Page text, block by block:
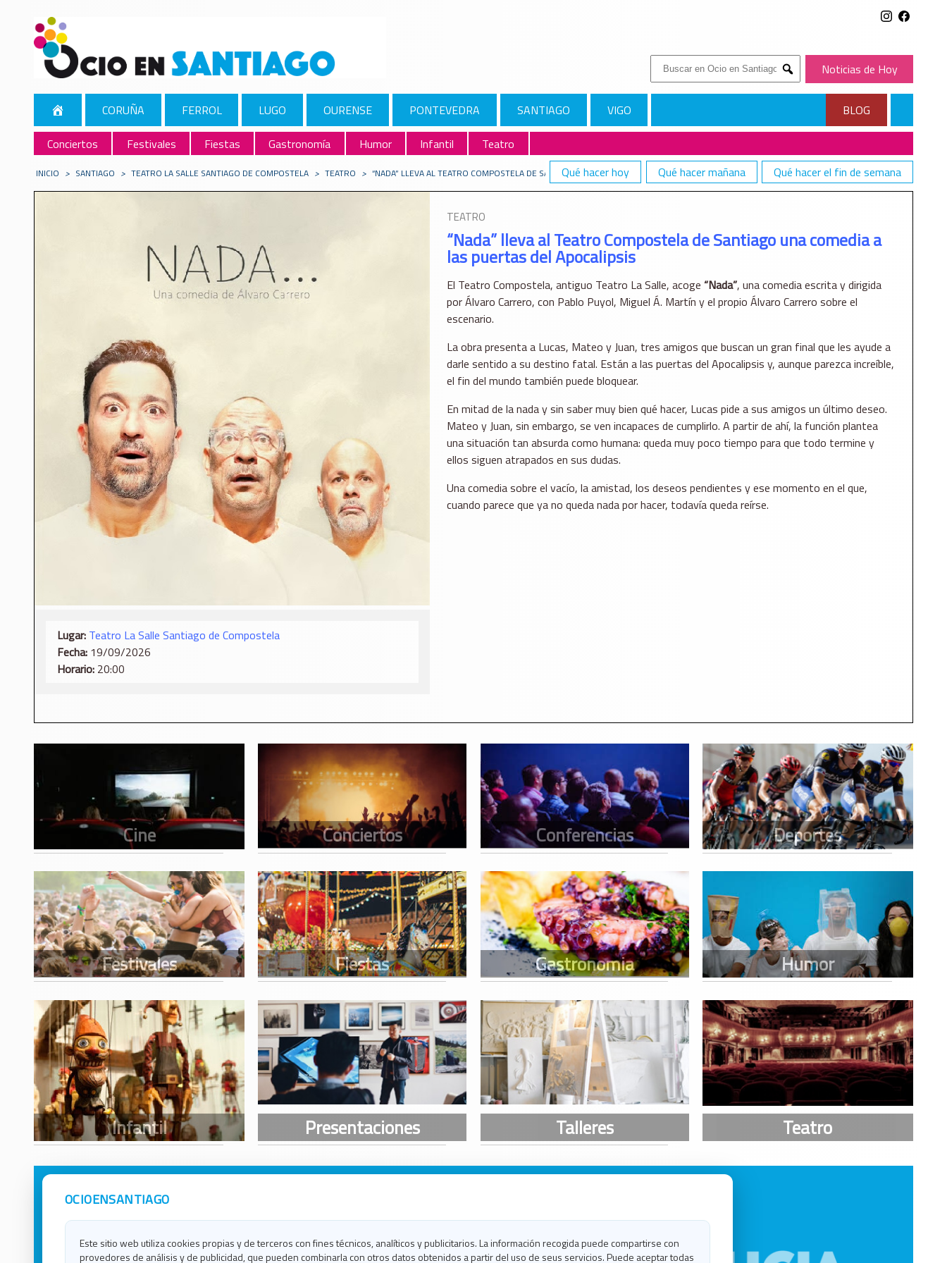
Buscar:
Submit
Noticias de Hoy
CORUÑA FERROL LUGO OURENSE PONTEVEDRA SANTIAGO VIGO
BLOG
Conciertos
Festivales Fiestas Gastronomía Humor Infantil
Teatro
Qué hacer hoy
Qué hacer mañana Qué hacer el fin de semana
INICIO > SANTIAGO > ​TEATRO LA SALLE SANTIAGO DE COMPOSTELA > TEATRO > “NADA” LLEVA AL TEATRO COMPOSTELA DE SANTIAGO UNA COMEDIA A LAS PUERTAS DEL APOCALIPSIS
Lugar: ​Teatro La Salle Santiago de Compostela
Fecha: 19/09/2026
Horario: 20:00
TEATRO
“Nada” lleva al Teatro Compostela de Santiago una comedia a
las puertas del Apocalipsis
El Teatro Compostela, antiguo Teatro La Salle, acoge “Nada”, una comedia escrita y dirigida
por Álvaro Carrero, con Pablo Puyol, Miguel Á. Martín y el propio Álvaro Carrero sobre el
escenario.
La obra presenta a Lucas, Mateo y Juan, tres amigos que buscan un gran final que les ayude a
darle sentido a su destino fatal. Están a las puertas del Apocalipsis y, aunque parezca increíble,
el fin del mundo también puede bloquear.
En mitad de la nada y sin saber muy bien qué hacer, Lucas pide a sus amigos un último deseo.
Mateo y Juan, sin embargo, se ven incapaces de cumplirlo. A partir de ahí, la función plantea
una situación tan absurda como humana: queda muy poco tiempo para que todo termine y
ellos siguen atrapados en sus dudas.
Una comedia sobre el vacío, la amistad, los deseos pendientes y ese momento en el que,
cuando parece que ya no queda nada por hacer, todavía queda reírse.
OCIOENSANTIAGO
Este sitio web utiliza cookies propias y de terceros con fines técnicos, analíticos y publicitarios. La información recogida puede compartirse con
provedores de análisis y de publicidad, que pueden combinarla con otros datos obtenidos a partir del uso de seus servicios. Puede aceptar todas
Avisos Legales
Política de Cookies
Ocio en Lugo